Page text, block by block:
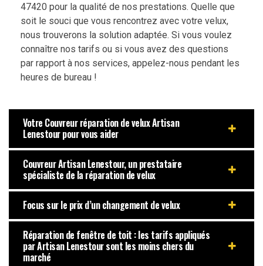
47420 pour la qualité de nos prestations. Quelle que
soit le souci que vous rencontrez avec votre velux,
nous trouverons la solution adaptée. Si vous voulez
connaître nos tarifs ou si vous avez des questions
par rapport à nos services, appelez-nous pendant les
heures de bureau !
Votre Couvreur réparation de velux Artisan
Lenestour pour vous aider
Couvreur Artisan Lenestour, un prestataire
spécialiste de la réparation de velux
Focus sur le prix d’un changement de velux
Réparation de fenêtre de toit : les tarifs appliqués
par Artisan Lenestour sont les moins chers du
marché